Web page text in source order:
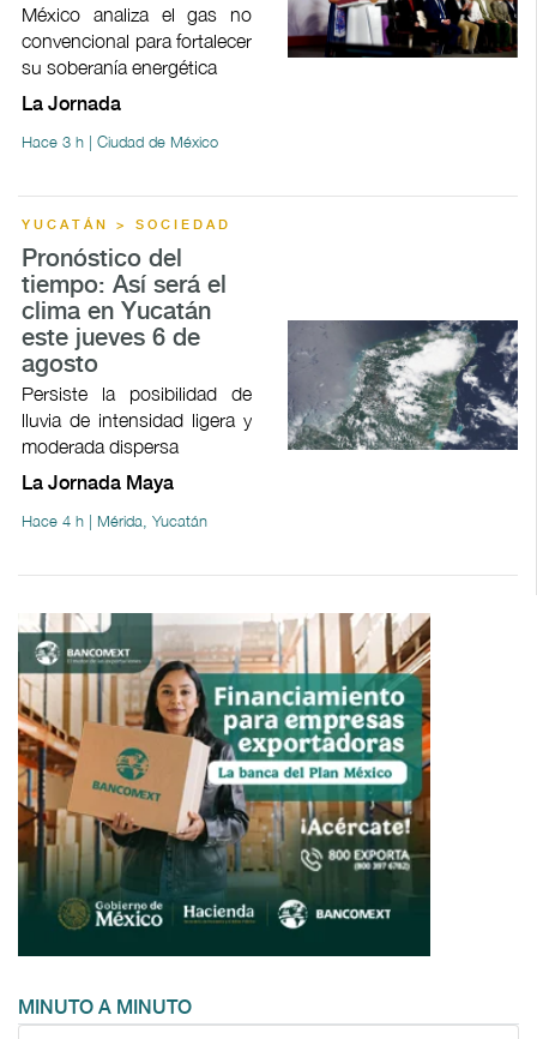
México analiza el gas no
convencional para fortalecer
su soberanía energética
La Jornada
Hace 3 h | Ciudad de México
YUCATÁN > SOCIEDAD
Pronóstico del
tiempo: Así será el
clima en Yucatán
este jueves 6 de
agosto
Persiste la posibilidad de
lluvia de intensidad ligera y
moderada dispersa
La Jornada Maya
Hace 4 h | Mérida, Yucatán
MINUTO A MINUTO